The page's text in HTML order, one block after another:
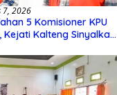
7, 2026
5 Komisioner KPU
Kejati Kalteng Sinyalkan
Miliar